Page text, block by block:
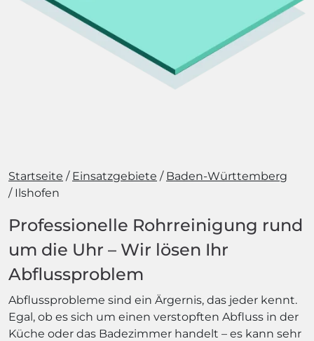
Startseite Einsatzgebiete
Baden-Württemberg
Ilshofen
Professionelle Rohrreinigung rund
um die Uhr – Wir lösen Ihr
Abflussproblem
Abflussprobleme sind ein Ärgernis, das jeder kennt.
Egal, ob es sich um einen verstopften Abfluss in der
Küche oder das Badezimmer handelt – es kann sehr